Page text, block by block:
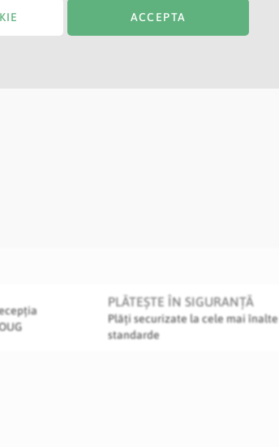
PLĂTEȘTE ÎN SIGURANȚĂ
Plăți securizate la cele mai înalte
standarde
ACCEPTA